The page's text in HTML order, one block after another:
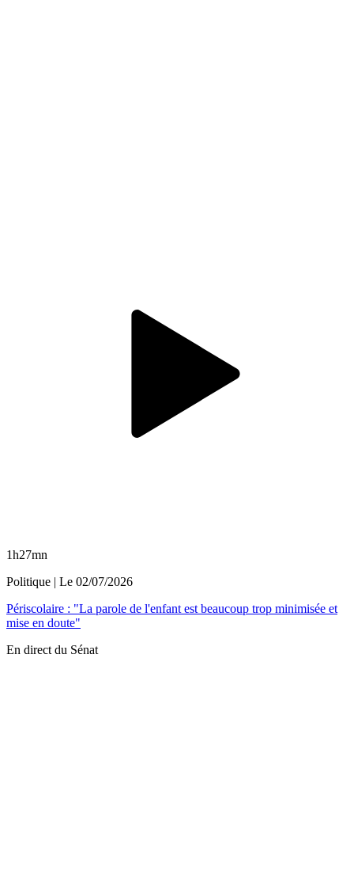
1h27mn
Politique | Le 02/07/2026
Périscolaire : "La parole de l'enfant est beaucoup trop minimisée et
mise en doute"
En direct du Sénat